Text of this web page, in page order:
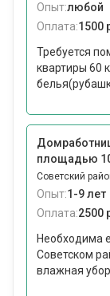
Опыт:любой
Оплата:1500
Требуется
квартиры 60
площадью
Советский
Опыт:1-9 лет
Оплата:2500
Необходима
Советском
влажная